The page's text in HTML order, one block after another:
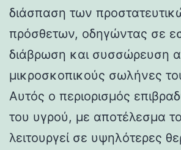
διάσπαση των
πρόσθετων, οδηγώντας σε
διάβρωση και συσσώρευση
μικροσκοπικούς σωλήνες
Αυτός ο περιορισμός
του υγρού, με αποτέλεσμα
λειτουργεί σε υψηλότερες